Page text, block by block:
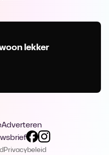
lekker
Adverteren
Privacybeleid